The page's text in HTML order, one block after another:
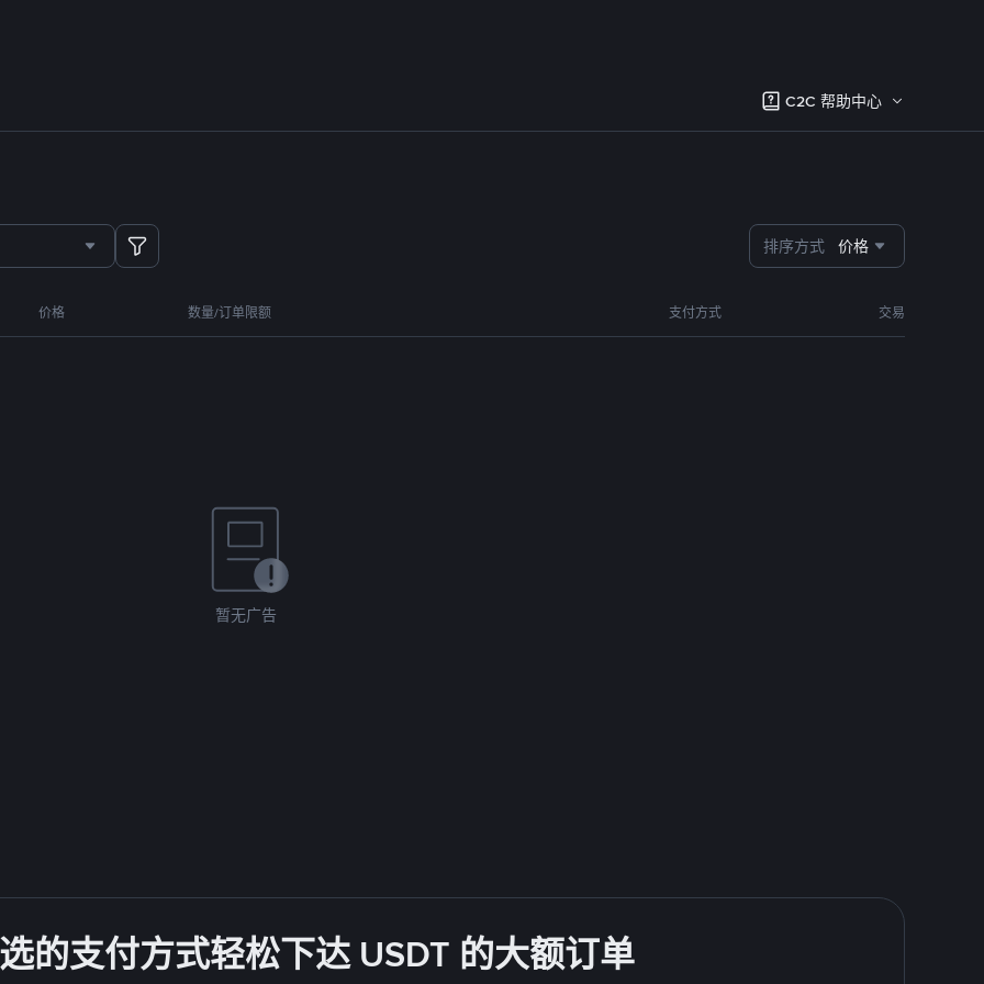
C2C 帮助中心
排序方式 价格
价格 数量/订单限额 支付方式 交易
暂无广告
的支付方式轻松下达 USDT 的大额订单